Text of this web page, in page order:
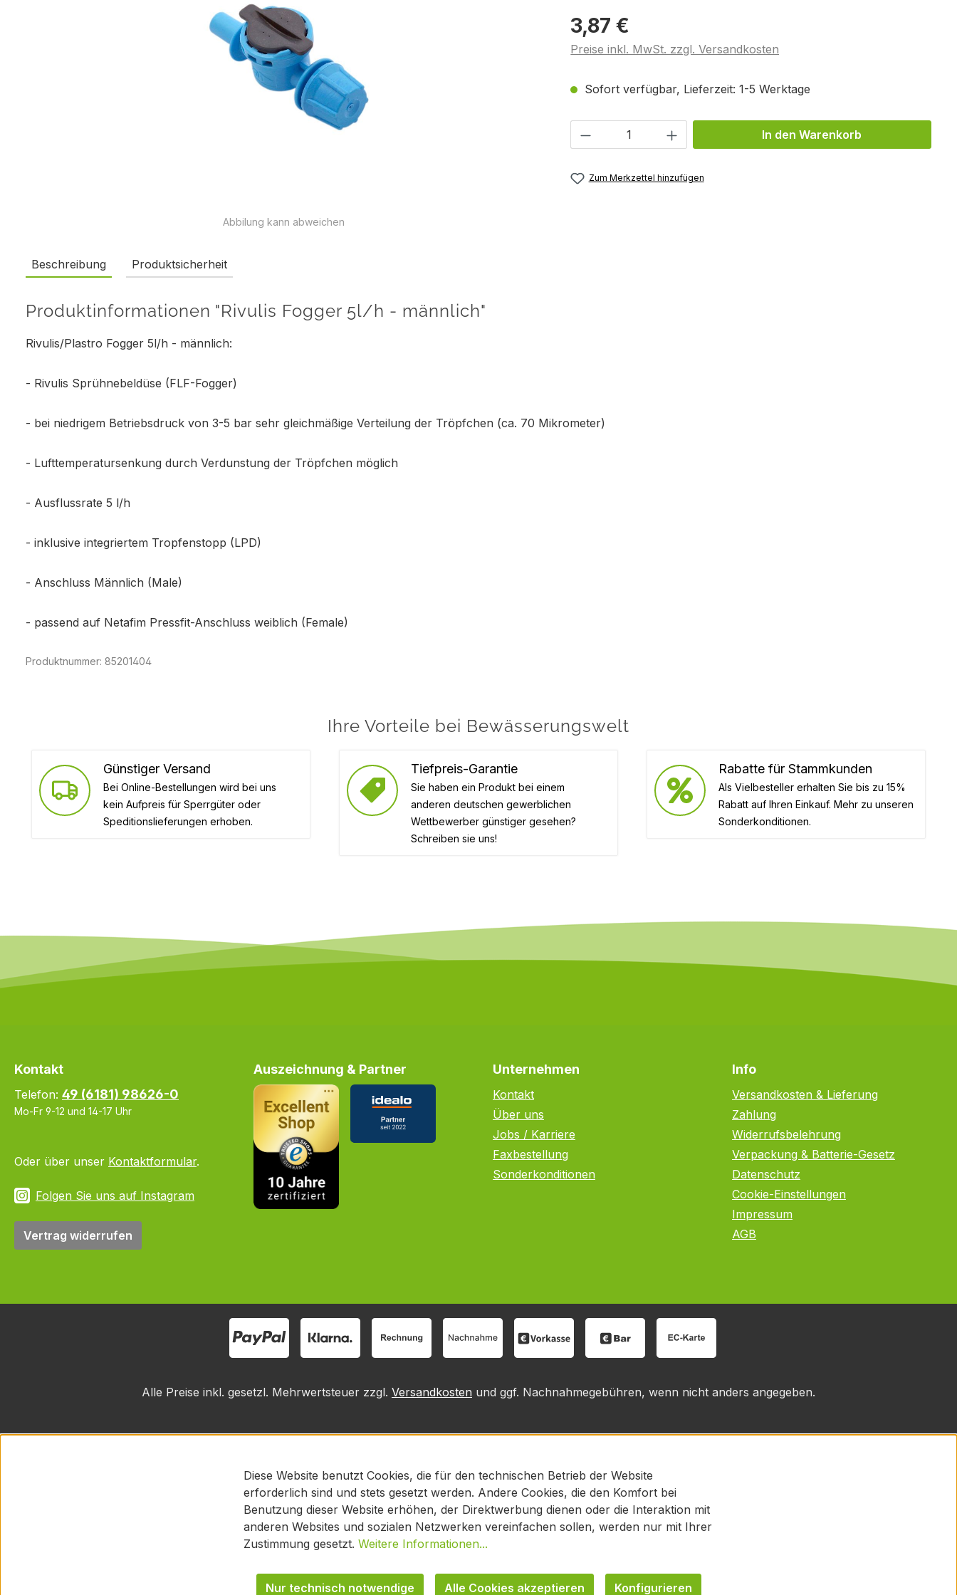
Abbilung kann abweichen
3,87 €
Preise inkl. MwSt. zzgl. Versandkosten
Sofort verfügbar, Lieferzeit: 1-5 Werktage
Produkt Anzahl: Gib den gewünschten Wert
In den Warenkorb
Zum Merkzettel hinzufügen
Beschreibung Produktsicherheit
Produktinformationen "Rivulis Fogger 5l/h - männlich"
Rivulis/Plastro Fogger 5l/h - männlich:
- Rivulis Sprühnebeldüse (FLF-Fogger)
- bei niedrigem Betriebsdruck von 3-5 bar sehr gleichmäßige Verteilung der Tröpfchen (ca. 70 Mikrometer)
- Lufttemperatursenkung durch Verdunstung der Tröpfchen möglich
- Ausflussrate 5 l/h
- inklusive integriertem Tropfenstopp (LPD)
- Anschluss Männlich (Male)
- passend auf Netafim Pressfit-Anschluss weiblich (Female)
Produktnummer: 85201404
Ihre Vorteile bei Bewässerungswelt
Günstiger Versand
Bei Online-Bestellungen wird bei uns
kein Aufpreis für Sperrgüter oder
Speditionslieferungen erhoben.
Tiefpreis-Garantie
Sie haben ein Produkt bei einem
anderen deutschen gewerblichen
Wettbewerber günstiger gesehen?
Schreiben sie uns!
Rabatte für Stammkunden
Als Vielbesteller erhalten Sie bis zu 15%
Rabatt auf Ihren Einkauf. Mehr zu unseren
Sonderkonditionen.
Kontakt
Telefon: 49 (6181) 98626-0
Mo-Fr 9-12 und 14-17 Uhr
Oder über unser Kontaktformular.
Folgen Sie uns auf Instagram
Vertrag widerrufen
Auszeichnung & Partner Unternehmen
Kontakt
Über uns
Jobs / Karriere
Faxbestellung
Sonderkonditionen
Info
Versandkosten & Lieferung
Zahlung
Widerrufsbelehrung
Verpackung & Batterie-Gesetz
Datenschutz
Cookie-Einstellungen
Impressum
AGB
Alle Preise inkl. gesetzl. Mehrwertsteuer zzgl. Versandkosten und ggf. Nachnahmegebühren, wenn nicht anders angegeben.
Diese Website benutzt Cookies, die für den technischen Betrieb der Website
erforderlich sind und stets gesetzt werden. Andere Cookies, die den Komfort bei
Benutzung dieser Website erhöhen, der Direktwerbung dienen oder die Interaktion mit
anderen Websites und sozialen Netzwerken vereinfachen sollen, werden nur mit Ihrer
Zustimmung gesetzt. Weitere Informationen...
Nur technisch notwendige Alle Cookies akzeptieren Konfigurieren